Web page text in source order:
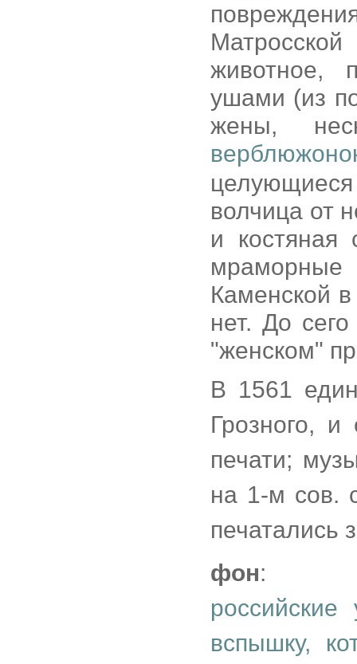
животное,
ушами (из
жены,
волчица от
и костяная
Каменской
нет. До
"женском"
В 1561
Грозного, и
печати;
на 1-м сов.
печатались
фон:
вспышку,